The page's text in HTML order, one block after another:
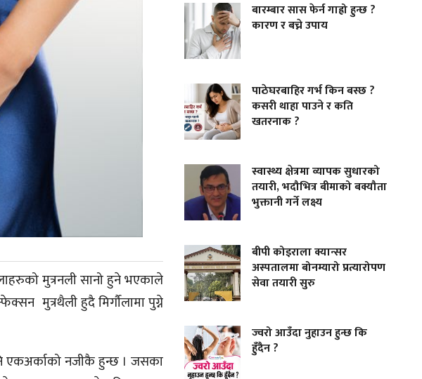
मुत्रनली सानो हुने भएकाले
मुत्रथैली हुदै मिर्गौलामा पुग्ने
एकअर्काको नजीकै हुन्छ । जसका
बारम्बार सास फेर्न गाह्रो हुन्छ ?
कारण र बच्ने उपाय
पाठेघरबाहिर गर्भ किन बस्छ ?
कसरी थाहा पाउने र कति
खतरनाक ?
स्वास्थ्य क्षेत्रमा व्यापक सुधारको
तयारी, भदौभित्र बीमाको बक्यौता
भुक्तानी गर्ने लक्ष्य
बीपी कोइराला क्यान्सर
अस्पतालमा बोनम्यारो प्रत्यारोपण
सेवा तयारी सुरु
ज्वरो आउँदा नुहाउन हुन्छ कि
हुँदैन ?